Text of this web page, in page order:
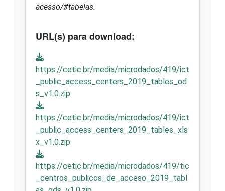
acesso/#tabelas.
URL(s) para download:
https://cetic.br/media/microdados/419/ict
_public_access_centers_2019_tables_od
s_v1.0.zip
https://cetic.br/media/microdados/419/ict
_public_access_centers_2019_tables_xls
x_v1.0.zip
https://cetic.br/media/microdados/419/tic
_centros_publicos_de_acceso_2019_tabl